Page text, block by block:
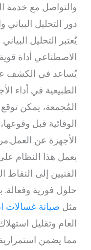
والتواصل مع خدمة
دور التحليل
يُعتبر التحليل
الاصطناعي أداة
يُساعد في الكشف عن
الطبيعية في أداء
المُجمعة، يمكن توقع
الوقائية قبل
الأجهزة عن
يعمل هذا النظام
الفنيين إلى
حلول فورية
مثل صيانة غسالات
العام وتقليل
مما يضمن